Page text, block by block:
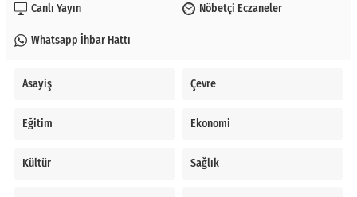
Canlı Yayın Nöbetçi Eczaneler
Whatsapp İhbar Hattı
Asayiş Çevre
Eğitim Ekonomi
Kültür Sağlık